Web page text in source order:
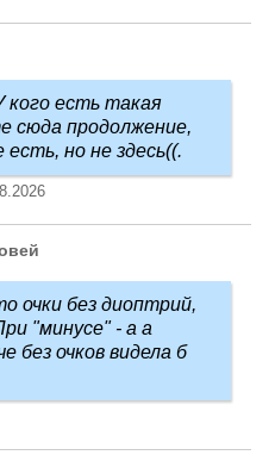
кого есть такая
сюда продолжение,
но не здесь((.
очки без диоптрий,
"минусе" - а а
без очков видела б